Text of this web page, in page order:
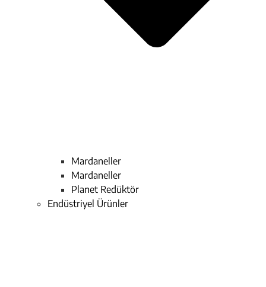
Mardaneller
Mardaneller
Planet Redüktör
Endüstriyel Ürünler